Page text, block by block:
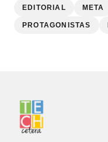
EDITORIAL META
PROTAGONISTAS